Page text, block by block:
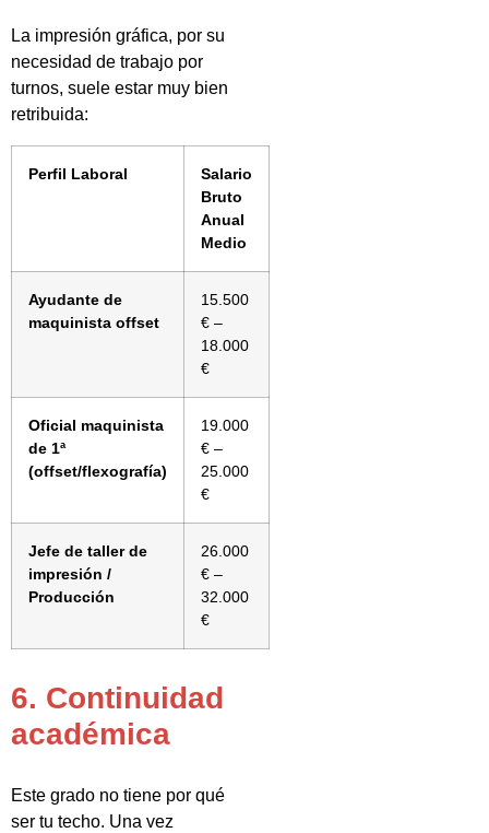
La impresión gráfica, por su
necesidad de trabajo por
turnos, suele estar muy bien
retribuida:
Perfil Laboral
Salario
Bruto
Anual
Medio
Ayudante de
maquinista offset
15.500
€ –
18.000
€
Oficial maquinista
de 1ª
(offset/flexografía)
19.000
€ –
25.000
€
Jefe de taller de
impresión /
Producción
26.000
€ –
32.000
€
6. Continuidad
académica
Este grado no tiene por qué
ser tu techo. Una vez